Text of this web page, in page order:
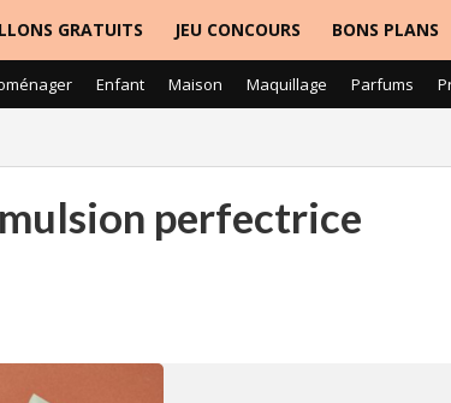
GRATUITS JEU CONCOURS BONS PLANS
Enfant Maison Maquillage Parfums
perfectrice